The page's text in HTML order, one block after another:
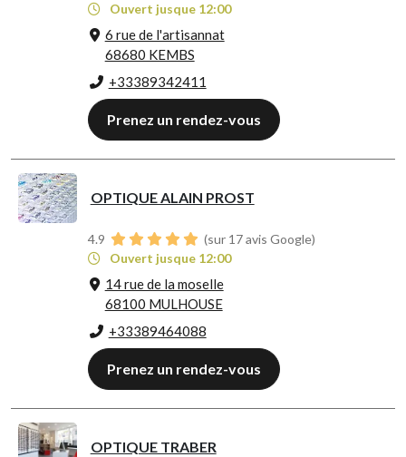
Ouvert jusque 12:00
6 rue de l'artisannat
68680 KEMBS
+33389342411
Prenez un rendez-vous
OPTIQUE ALAIN PROST
4.9
(sur 17 avis Google)
Ouvert jusque 12:00
14 rue de la moselle
68100 MULHOUSE
+33389464088
Prenez un rendez-vous
OPTIQUE TRABER